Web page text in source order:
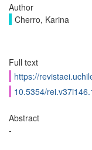
Author
Cherro, Karina
Full text
https://
10.5354/
Abstract
-